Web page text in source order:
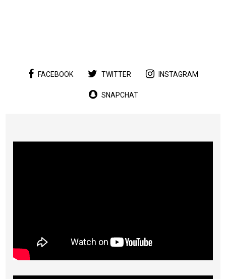
FACEBOOK TWITTER INSTAGRAM
SNAPCHAT